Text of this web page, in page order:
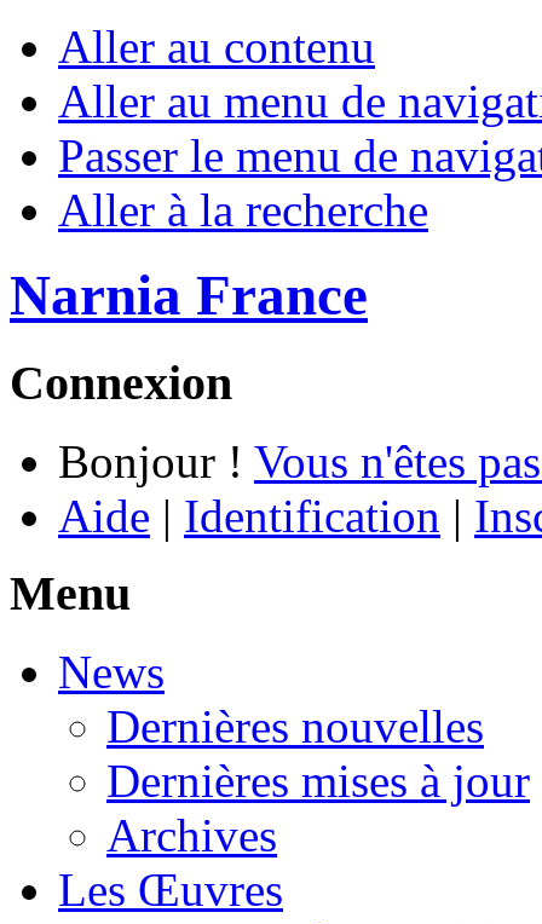
Aller au contenu
Aller au menu de
Passer le menu de
Aller à la recherche
Narnia France
Connexion
Bonjour ! Vous n'êtes
Aide | Identification |
Menu
News
Dernières nouvelles
Dernières mises à jour
Archives
Les Œuvres